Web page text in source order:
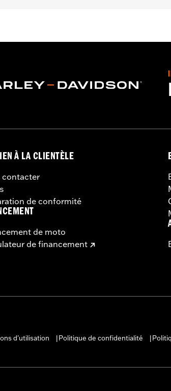
kit 90200787 or 90200788. Does
Left and right rails, all required mounting
À LA CLIENTÈLE
contacter
de conformité
de moto
de financement
d'utilisation
Politique de confidentialité